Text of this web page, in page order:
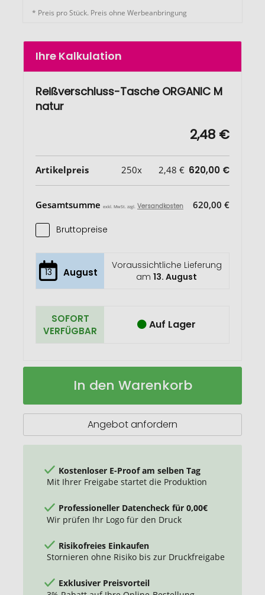
* Preis pro Stück. Preis ohne Werbeanbringung
Ihre Kalkulation
Reißverschluss-Tasche ORGANIC M
natur
2,48 €
Artikelpreis 250x 2,48 € 620,00 €
Gesamtsumme exkl. MwSt. zzgl. Versandkosten 620,00 €
Bruttopreise
13 August
Voraussichtliche Lieferung
am13. August
SOFORT
VERFÜGBAR
Auf Lager
Reißverschluss-
M
Auf
In den Warenkorb
Angebot anfordern
Kostenloser E-Proof am selben Tag
Mit Ihrer Freigabe startet die Produktion
Professioneller Datencheck für 0,00€
Wir prüfen Ihr Logo für den Druck
Risikofreies Einkaufen
Stornieren ohne Risiko bis zur Druckfreigabe
Exklusiver Preisvorteil